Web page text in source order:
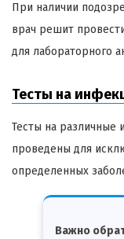
При наличии
врач решит
для лабораторного
Тесты на
Тесты на различные
проведены для
определенных
Важно